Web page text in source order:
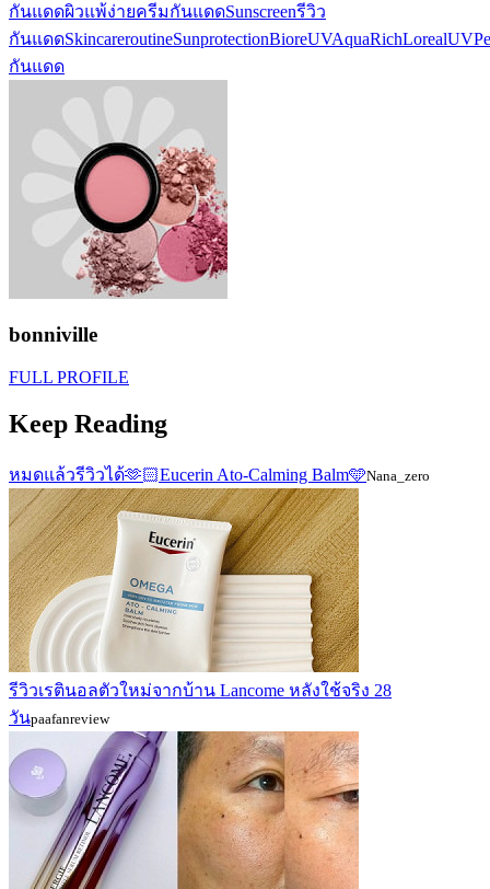
กันแดดผิวแพ้ง่ายครีมกันแดดSunscreenรีวิว
กันแดดSkincareroutineSunprotectionBioreUVAquaRich
กันแดด
bonniville
FULL PROFILE
Keep Reading
หมดแล้วรีวิวได้🫶🏻Eucerin Ato-Calming Balm🩵Nana_zero
รีวิวเรตินอลตัวใหม่จากบ้าน Lancome หลังใช้จริง 28
วันpaafanreview